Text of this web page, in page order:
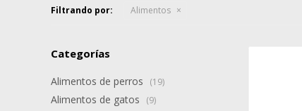
Filtrando por: Alimentos
Categorías
Alimentos de perros (19)
Alimentos de gatos (9)